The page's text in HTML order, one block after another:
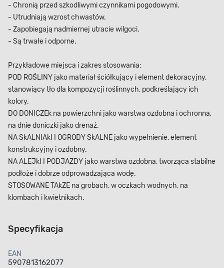
- Chronią przed szkodliwymi czynnikami pogodowymi.
- Utrudniają wzrost chwastów.
- Zapobiegają nadmiernej utracie wilgoci.
- Są trwałe i odporne.
Przykładowe miejsca i zakres stosowania:
POD ROŚLINY jako materiał ściółkujący i element dekoracyjny,
stanowiący tło dla kompozycji roślinnych, podkreślający ich
kolory.
DO DONICZEk na powierzchni jako warstwa ozdobna i ochronna,
na dnie doniczki jako drenaż.
NA SkALNIAkI I OGRODY SkALNE jako wypełnienie, element
konstrukcyjny i ozdobny.
NA ALEJkI I PODJAZDY jako warstwa ozdobna, tworząca stabilne
podłoże i dobrze odprowadzająca wodę.
STOSOWANE TAkŻE na grobach, w oczkach wodnych, na
klombach i kwietnikach.
Specyfikacja
EAN
5907813162077